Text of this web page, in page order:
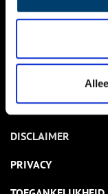
NIEUWSBRIEF
DISCLAIMER
PRIVACY